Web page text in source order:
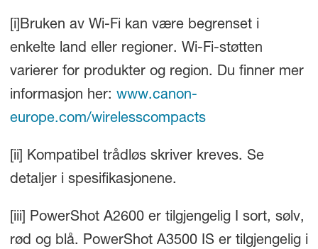
[i] Bruken av Wi-Fi kan være begrenset i
enkelte land eller regioner. Wi-Fi-støtten
varierer for produkter og region. Du finner mer
informasjon her: www.canon-
europe.com/wirelesscompacts
[ii] Kompatibel trådløs skriver kreves. Se
detaljer i spesifikasjonene.
[iii]
PowerShot A2600 er tilgjengelig I sort, sølv,
rød og blå. PowerShot A3500 IS er tilgjengelig i